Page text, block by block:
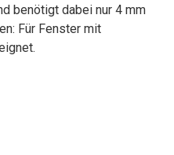
benötigt dabei nur 4 mm
Für Fenster mit